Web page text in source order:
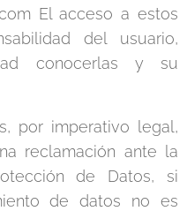
El acceso a estos
del usuario,
conocerlas y su
por imperativo legal,
reclamación ante la
de Datos, si
de datos no es